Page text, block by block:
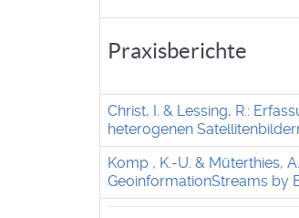
Praxisberichte
Christ, I. & Lessing, R.:
heterogenen
Komp , K.-U. & Müterthies,
GeoinformationStreams by